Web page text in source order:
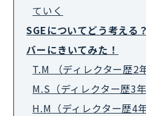
ていく
SGEについてどう考える
バーにきいてみた！
T.M （ディレクター歴2
M.S（ディレクター歴3年
H.M（ディレクター歴4年